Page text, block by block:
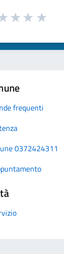
frequenti
0372424311